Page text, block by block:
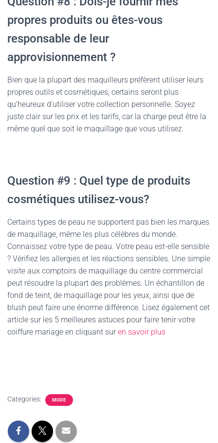
propres produits ou êtes-vous
responsable de leur
approvisionnement ?
Bien que la plupart des maquilleurs préfèrent utiliser leurs
propres outils et cosmétiques, certains seront plus
qu’heureux d’utiliser votre collection personnelle. Soyez
juste clair sur les prix et les tarifs, car la charge peut être la
même quel que soit le maquillage que vous utilisez.
Question #9 : Quel type de produits
cosmétiques utilisez-vous?
Certains types de peau ne supportent pas bien les marques
de maquillage, même les plus célèbres du monde.
Connaissez votre type de peau. Votre peau est-elle sensible
? Vérifiez les allergies et les réactions sensibles. Une simple
visite aux comptoirs de maquillage du centre commercial
peut résoudre la plupart des problèmes. Un échantillon de
fond de teint, de maquillage pour les yeux, ainsi que de
blush peut faire une énorme différence. Lisez également cet
article sur les 5 meilleures astuces pour faire tenir votre
coiffure mariage en cliquant suren savoir plus
Categories: MODE